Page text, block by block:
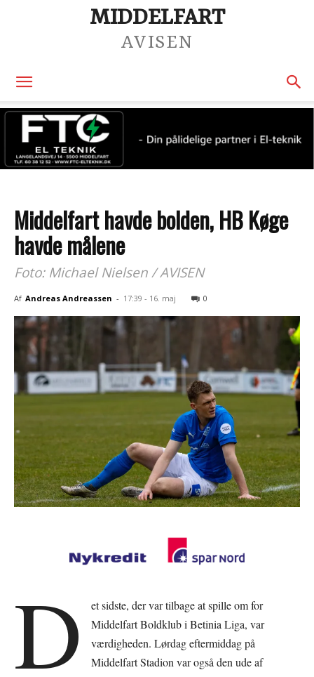
MIDDELFART
AVISEN
Middelfart havde bolden, HB Køge
havde målene
Foto: Michael Nielsen / AVISEN
Af Andreas Andreassen - 17:39 - 16. maj 0
D
et sidste, der var tilbage at spille om for
Middelfart Boldklub i Betinia Liga, var
værdigheden. Lørdag eftermiddag på
Middelfart Stadion var også den ude af